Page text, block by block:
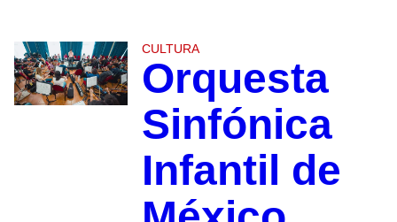
CULTURA
Orquesta
Sinfónica
Infantil de